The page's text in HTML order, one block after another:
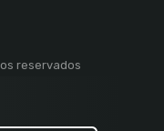
reservados